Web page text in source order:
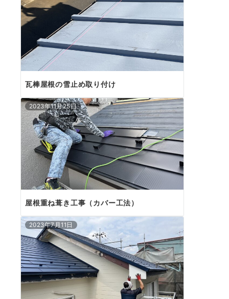
瓦棒屋根の雪止め取り付け
2023年11月25日
屋根重ね葺き工事（カバー工法）
2023年7月11日